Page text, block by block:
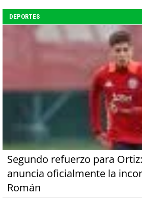
DEPORTES
Segundo refuerzo para
anuncia oficialmente la
Román